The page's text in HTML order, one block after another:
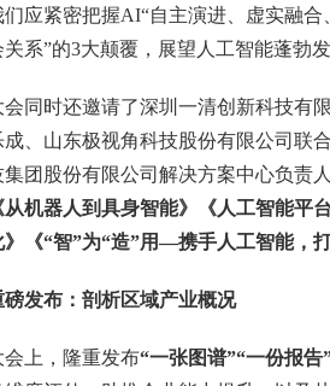
们应紧密把握AI“自主演进、虚实融
系”的3大颠覆，展望人工智能蓬勃发
会同时还邀请了深圳一清创新科技有
成、山东极视角科技股份有限公司联
集团股份有限公司解决方案中心负责
从机器人到具身智能》《人工智能平
《“智”为“造”用—携手人工智能，
磅发布：剖析区域产业概况
会上，隆重发布“一张图谱”“一份报告